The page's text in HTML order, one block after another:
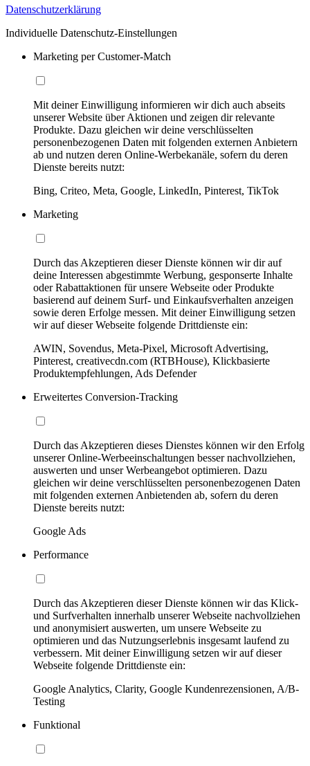
Datenschutzerklärung
Individuelle Datenschutz-Einstellungen
Marketing per Customer-Match
Mit deiner Einwilligung informieren wir dich auch abseits
unserer Website über Aktionen und zeigen dir relevante
Produkte. Dazu gleichen wir deine verschlüsselten
personenbezogenen Daten mit folgenden externen Anbietern
ab und nutzen deren Online-Werbekanäle, sofern du deren
Dienste bereits nutzt:
Bing, Criteo, Meta, Google, LinkedIn, Pinterest, TikTok
Marketing
Durch das Akzeptieren dieser Dienste können wir dir auf
deine Interessen abgestimmte Werbung, gesponserte Inhalte
oder Rabattaktionen für unsere Webseite oder Produkte
basierend auf deinem Surf- und Einkaufsverhalten anzeigen
sowie deren Erfolge messen. Mit deiner Einwilligung setzen
wir auf dieser Webseite folgende Drittdienste ein:
AWIN, Sovendus, Meta-Pixel, Microsoft Advertising,
Pinterest, creativecdn.com (RTBHouse), Klickbasierte
Produktempfehlungen, Ads Defender
Erweitertes Conversion-Tracking
Durch das Akzeptieren dieses Dienstes können wir den Erfolg
unserer Online-Werbeeinschaltungen besser nachvollziehen,
auswerten und unser Werbeangebot optimieren. Dazu
gleichen wir deine verschlüsselten personenbezogenen Daten
mit folgenden externen Anbietenden ab, sofern du deren
Dienste bereits nutzt:
Google Ads
Performance
Durch das Akzeptieren dieser Dienste können wir das Klick-
und Surfverhalten innerhalb unserer Webseite nachvollziehen
und anonymisiert auswerten, um unsere Webseite zu
optimieren und das Nutzungserlebnis insgesamt laufend zu
verbessern. Mit deiner Einwilligung setzen wir auf dieser
Webseite folgende Drittdienste ein:
Google Analytics, Clarity, Google Kundenrezensionen, A/B-
Testing
Funktional